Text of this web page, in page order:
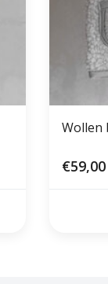
Wollen
€59,00